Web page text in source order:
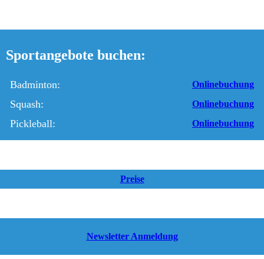
Sportangebote buchen:
Badminton: Onlinebuchung
Squash: Onlinebuchung
Pickleball: Onlinebuchung
Preise
Newsletter Anmeldung